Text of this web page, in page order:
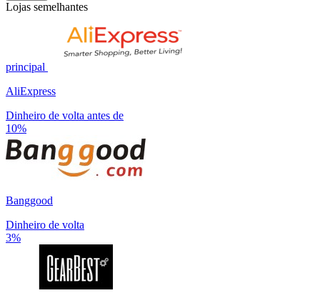
Lojas semelhantes
principal
AliExpress
Dinheiro de volta antes de
10%
Banggood
Dinheiro de volta
3%